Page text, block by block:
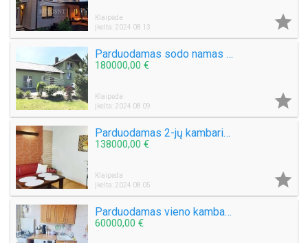
Klaipėda
Įkelta: 2024 08 13

Parduodamas sodo namas Lingių k.
180000,00 €
Klaipėda
Įkelta: 2024 08 09

Parduodamas 2-jų kambarių butas senamiestyje, Daržų g.
138000,00 €
Klaipėda
Įkelta: 2024 08 05

Parduodamas vieno kambario butas Šiaulių g.
60000,00 €